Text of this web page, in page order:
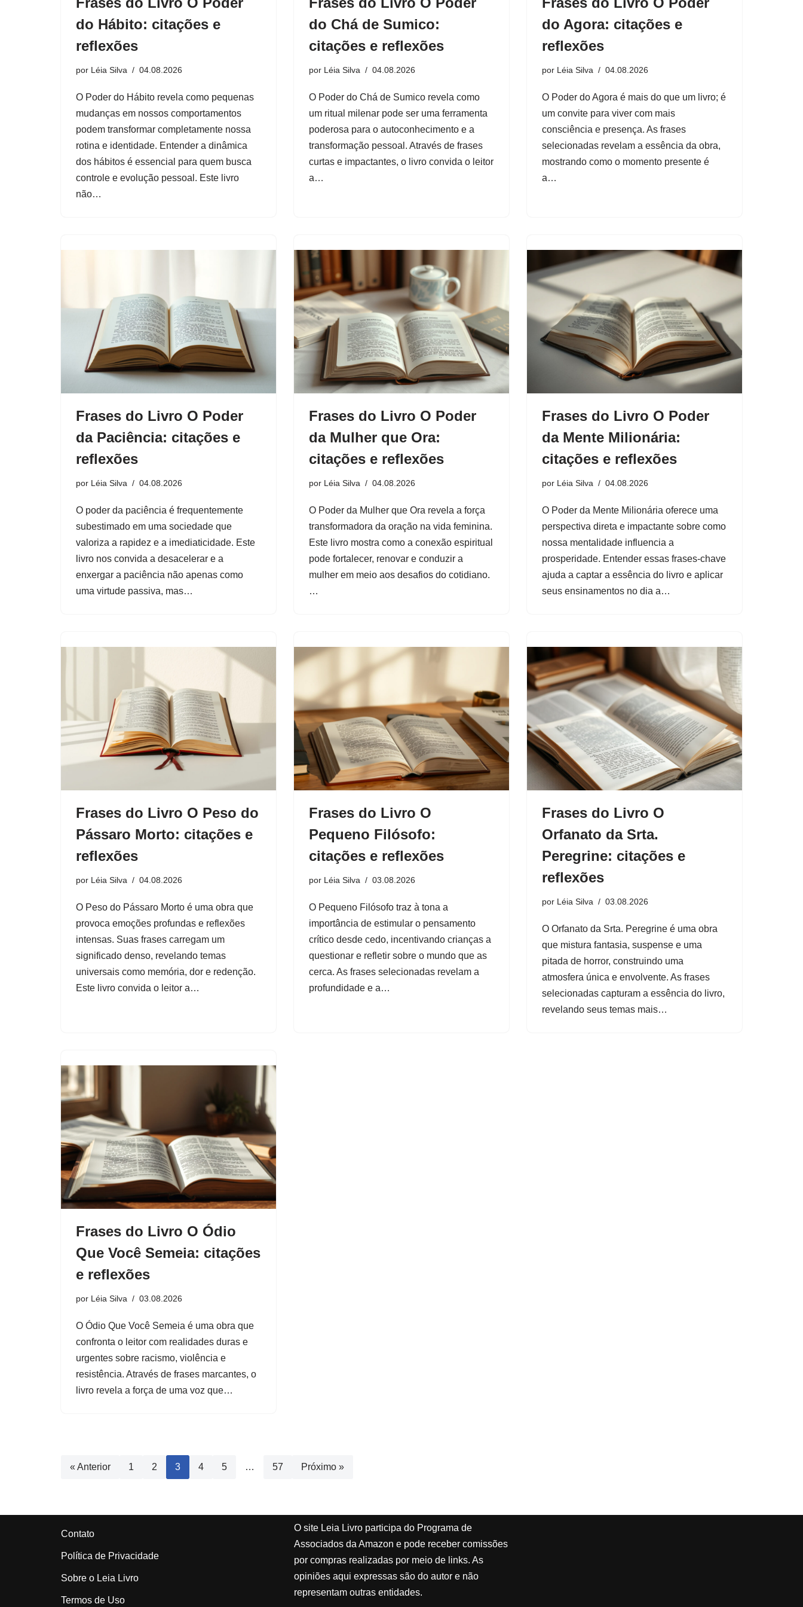
do Hábito: citações e
reflexões
por Léia Silva 04.08.2026
O Poder do Hábito revela como pequenas
mudanças em nossos comportamentos
podem transformar completamente nossa
rotina e identidade. Entender a dinâmica
dos hábitos é essencial para quem busca
controle e evolução pessoal. Este livro
não…
do Chá de Sumico:
citações e reflexões
por Léia Silva 04.08.2026
O Poder do Chá de Sumico revela como
um ritual milenar pode ser uma ferramenta
poderosa para o autoconhecimento e a
transformação pessoal. Através de frases
curtas e impactantes, o livro convida o leitor
a…
do Agora: citações e
reflexões
por Léia Silva 04.08.2026
O Poder do Agora é mais do que um livro; é
um convite para viver com mais
consciência e presença. As frases
selecionadas revelam a essência da obra,
mostrando como o momento presente é
a…
Frases do Livro O Poder
da Paciência: citações e
reflexões
por Léia Silva 04.08.2026
O poder da paciência é frequentemente
subestimado em uma sociedade que
valoriza a rapidez e a imediaticidade. Este
livro nos convida a desacelerar e a
enxergar a paciência não apenas como
uma virtude passiva, mas…
Frases do Livro O Poder
da Mulher que Ora:
citações e reflexões
por Léia Silva 04.08.2026
O Poder da Mulher que Ora revela a força
transformadora da oração na vida feminina.
Este livro mostra como a conexão espiritual
pode fortalecer, renovar e conduzir a
mulher em meio aos desafios do cotidiano.
…
Frases do Livro O Poder
da Mente Milionária:
citações e reflexões
por Léia Silva 04.08.2026
O Poder da Mente Milionária oferece uma
perspectiva direta e impactante sobre como
nossa mentalidade influencia a
prosperidade. Entender essas frases-chave
ajuda a captar a essência do livro e aplicar
seus ensinamentos no dia a…
Frases do Livro O Peso do
Pássaro Morto: citações e
reflexões
por Léia Silva 04.08.2026
O Peso do Pássaro Morto é uma obra que
provoca emoções profundas e reflexões
intensas. Suas frases carregam um
significado denso, revelando temas
universais como memória, dor e redenção.
Este livro convida o leitor a…
Frases do Livro O
Pequeno Filósofo:
citações e reflexões
por Léia Silva 03.08.2026
O Pequeno Filósofo traz à tona a
importância de estimular o pensamento
crítico desde cedo, incentivando crianças a
questionar e refletir sobre o mundo que as
cerca. As frases selecionadas revelam a
profundidade e a…
Frases do Livro O
Orfanato da Srta.
Peregrine: citações e
reflexões
por Léia Silva 03.08.2026
O Orfanato da Srta. Peregrine é uma obra
que mistura fantasia, suspense e uma
pitada de horror, construindo uma
atmosfera única e envolvente. As frases
selecionadas capturam a essência do livro,
revelando seus temas mais…
Frases do Livro O Ódio
Que Você Semeia: citações
e reflexões
por Léia Silva 03.08.2026
O Ódio Que Você Semeia é uma obra que
confronta o leitor com realidades duras e
urgentes sobre racismo, violência e
resistência. Através de frases marcantes, o
livro revela a força de uma voz que…
« Anterior 1 2 3 4 5 … 57 Próximo »
Contato
Política de Privacidade
Sobre o Leia Livro
Termos de Uso
O site Leia Livro participa do Programa de
Associados da Amazon e pode receber comissões
por compras realizadas por meio de links. As
opiniões aqui expressas são do autor e não
representam outras entidades.